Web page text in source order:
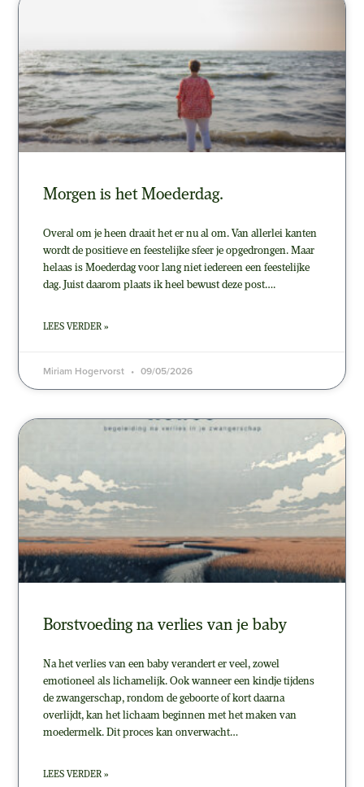
Morgen is het Moederdag.
Overal om je heen draait het er nu al om. Van allerlei kanten
wordt de positieve en feestelijke sfeer je opgedrongen. Maar
helaas is Moederdag voor lang niet iedereen een feestelijke
dag. Juist daarom plaats ik heel bewust deze post….
LEES VERDER »
Miriam Hogervorst 09/05/2026
Borstvoeding na verlies van je baby
Na het verlies van een baby verandert er veel, zowel
emotioneel als lichamelijk. Ook wanneer een kindje tijdens
de zwangerschap, rondom de geboorte of kort daarna
overlijdt, kan het lichaam beginnen met het maken van
moedermelk. Dit proces kan onverwacht…
LEES VERDER »